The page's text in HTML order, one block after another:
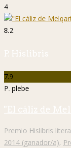
4
8.2
P. Hislibris
7.9
P. plebe
"El cáliz de
Premio Hislibris
2014 (ganador/a),